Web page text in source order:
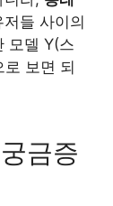
들 사이의
모델 Y(스
보면 되
금증